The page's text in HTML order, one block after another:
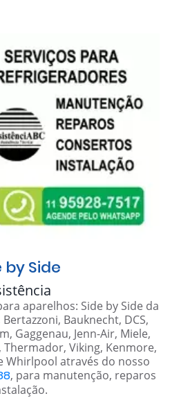
by Side
aparelhos: Side by Side da
Bauknecht, DCS,
Gaggenau, Jenn-Air, Miele,
Thermador, Viking, Kenmore,
Whirlpool através do nosso
, para manutenção, reparos